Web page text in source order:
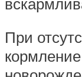
При